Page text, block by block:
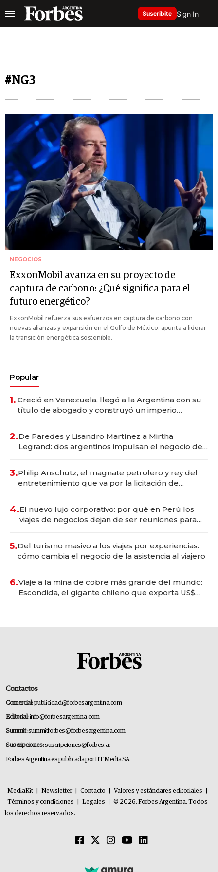
Suscribite Sign In
#NG3
NEGOCIOS
ExxonMobil avanza en su proyecto de
captura de carbono: ¿Qué significa para el
futuro energético?
ExxonMobil refuerza sus esfuerzos en captura de carbono con
nuevas alianzas y expansión en el Golfo de México: apunta a liderar
la transición energética sostenible.
Popular
1. Creció en Venezuela, llegó a la Argentina con su
título de abogado y construyó un imperio
2.De Paredes y Lisandro Martínez a Mirtha
Legrand: dos argentinos impulsan el negocio del
3.Philip Anschutz, el magnate petrolero y rey del
entretenimiento que va por la licitación de
4.El nuevo lujo corporativo: por qué en Perú los
viajes de negocios dejan de ser reuniones para
5.Del turismo masivo a los viajes por experiencias:
cómo cambia el negocio de la asistencia al viajero
6.Viaje a la mina de cobre más grande del mundo:
Escondida, el gigante chileno que exporta US$
Contactos
Comercial:publicidad@forbesargentina.com
Editorial:info@forbesargentina.com
Summit:summitforbes@forbesargentina.com
Suscripciones:suscripciones@forbes.ar
Forbes Argentina es publicada por HT Media SA.
MediaKit Newsletter Contacto Valores y estándares editoriales
Términos y condiciones
Legales
© 2026. Forbes Argentina. Todos
los derechos reservados.